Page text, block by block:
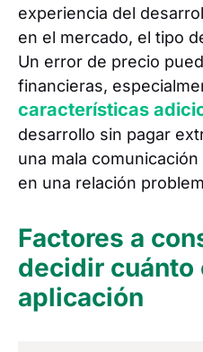
experiencia del
en el mercado, el tipo
Un error de precio
financieras,
características
desarrollo sin pagar
una mala
en una relación
Factores a
decidir cuánto
aplicación